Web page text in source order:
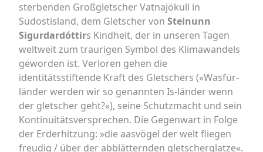
sterbenden Großgletscher Vatnajökull in
Südostisland, dem Gletscher von Steinunn
Sigurdardóttirs Kindheit, der in unseren Tagen
weltweit zum traurigen Symbol des Klimawandels
geworden ist. Verloren gehen die
identitätsstiftende Kraft des Gletschers (»Wasfür-
länder werden wir so genannten Is-länder wenn
der gletscher geht?«), seine Schutzmacht und sein
Kontinuitätsversprechen. Die Gegenwart in Folge
der Erderhitzung: »die aasvögel der welt fliegen
freudig / über der abblätternden gletscherglatze«.